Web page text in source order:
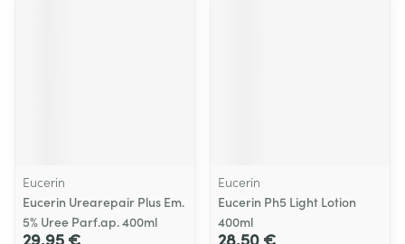
Eucerin
Eucerin Urearepair Plus Em.
5% Uree Parf.ap. 400ml
29,95 €
Eucerin
Eucerin Ph5 Light Lotion
400ml
28,50 €